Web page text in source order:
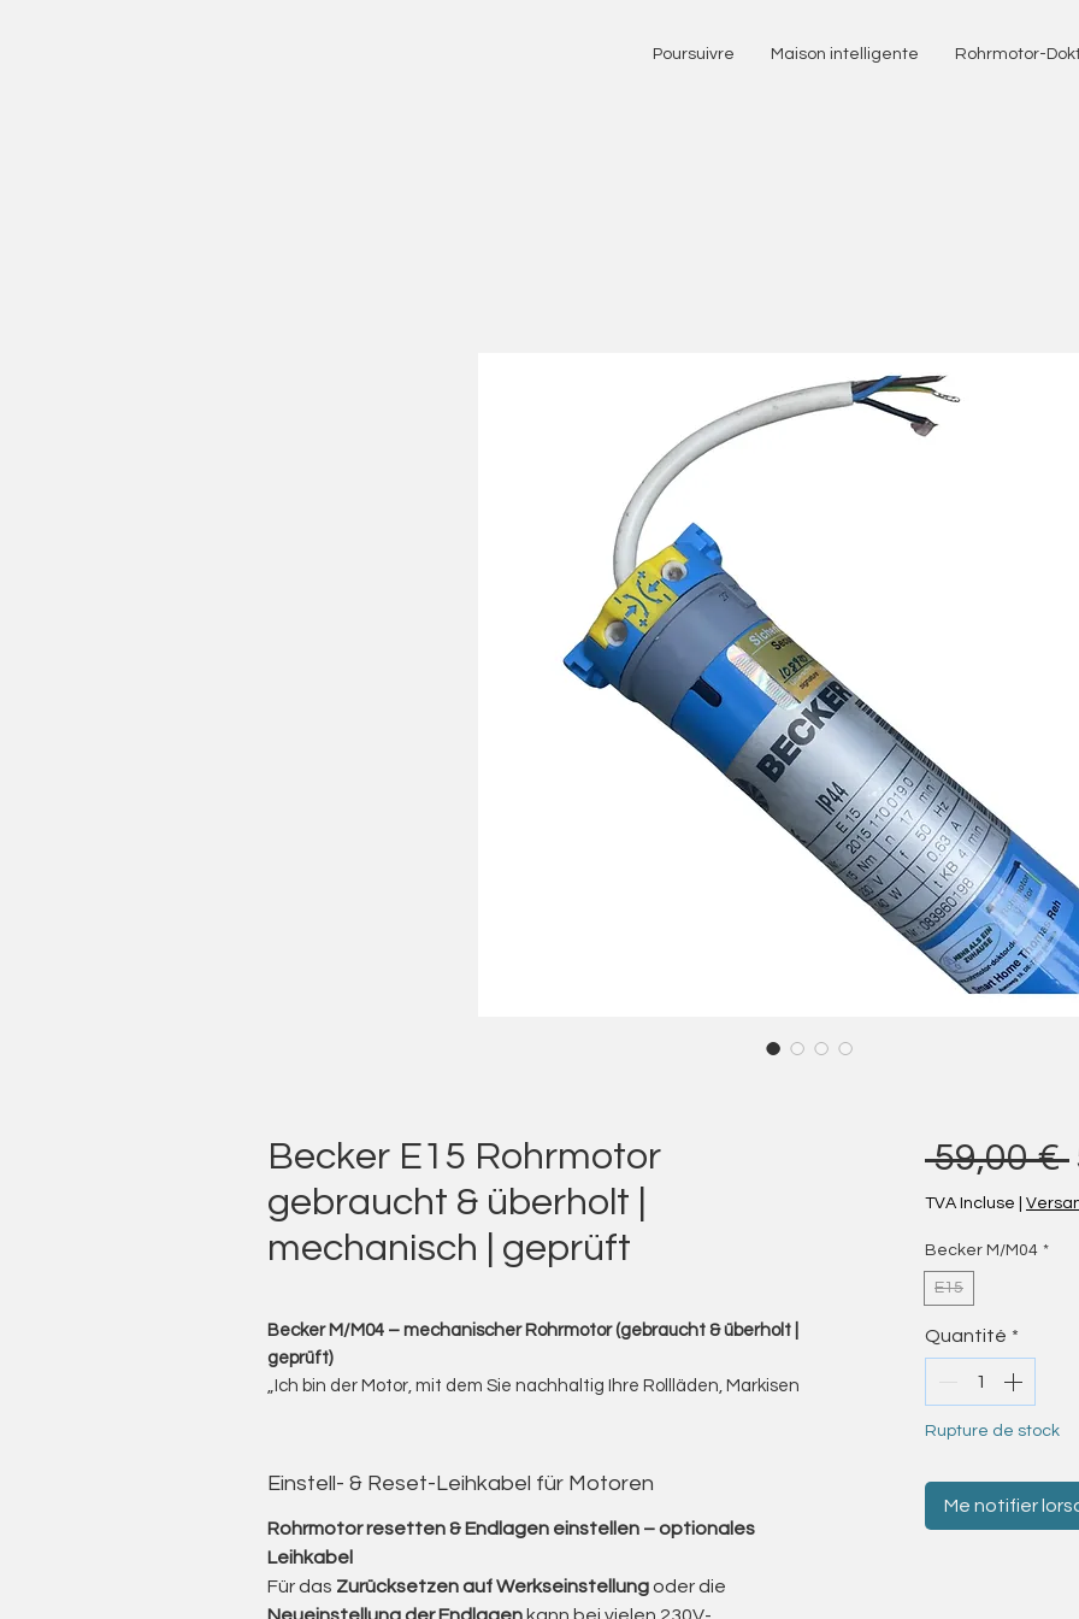
Poursuivre Maison intelligente Rohrmotor-
Becker E15 Rohrmotor
gebraucht & überholt |
mechanisch | geprüft
Becker M/M04 – mechanischer Rohrmotor (gebraucht & überholt |
geprüft)
„Ich bin der Motor, mit dem Sie nachhaltig Ihre Rollläden, Markisen
– klassische mechanische Antriebe, die für ihre Langlebigkeit und
robuste Technik bekannt sind.
Jeder Motor wird in meinem eingetragenen Handwerksbetrieb
gründlich gereinigt, geprüft und nach den aktuellen EU-
Sicherheitsanforderungen (GPSR) bewertet.
Einstell- & Reset-Leihkabel für Motoren
Rohrmotor resetten & Endlagen einstellen – optionales
Leihkabel
Für das Zurücksetzen auf Werkseinstellungoder die
Neueinstellung der Endlagenkann bei vielen 230V-
59,00 €
TVA Incluse
Becker M/M04 *
E15
Quantité *
Rupture de stock
Me notifier